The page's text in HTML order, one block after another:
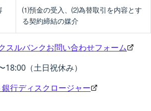
⑴預金の受入、⑵為替取引を内容とす
る契約締結の媒介
スルバンクお問い合わせフォーム
（土日祝休み）
行ディスクロージャー